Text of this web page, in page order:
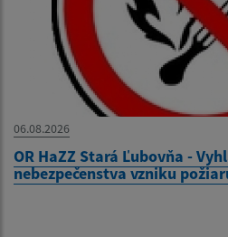
06.08.2026
OR HaZZ Stará Ľubovňa -
nebezpečenstva vzniku